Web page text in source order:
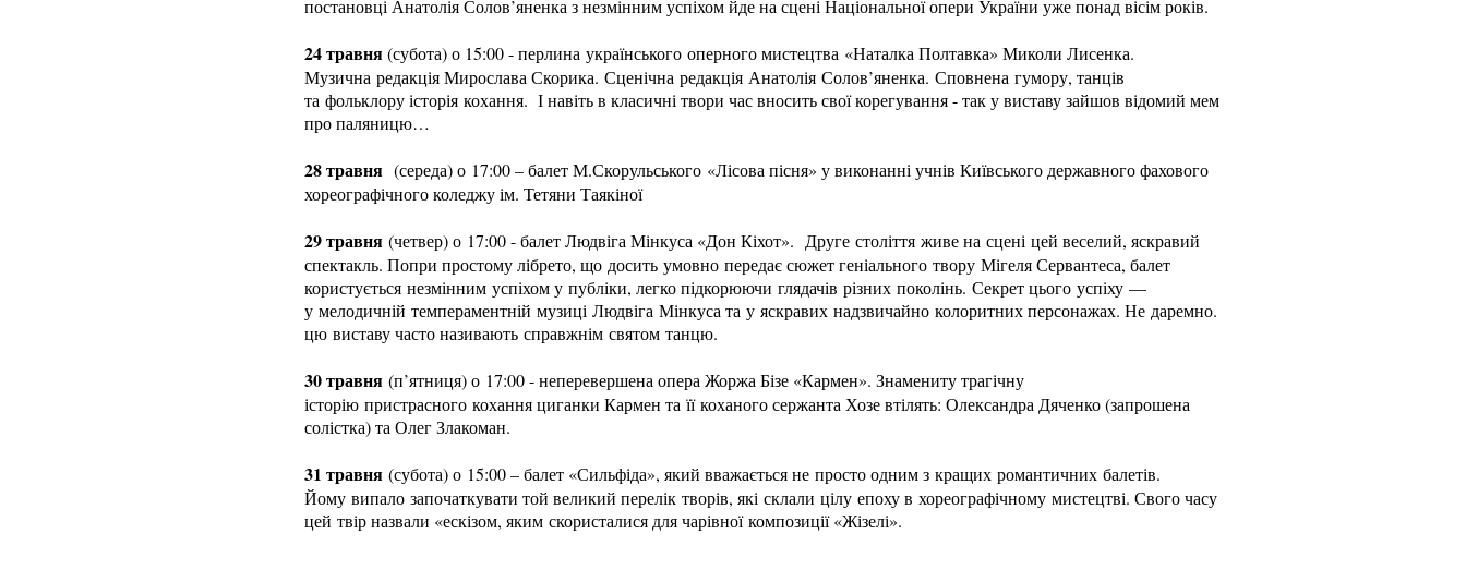
постановці Анатолія Солов’яненка з незмінним успіхом йде на сцені Національної опери України уже понад вісім років.
24 травня(субота) о 15:00 - перлина українського оперного мистецтва «Наталка Полтавка» Миколи Лисенка.
Музична редакція Мирослава Скорика. Сценічна редакція Анатолія Солов’яненка. Сповнена гумору, танців
та фольклору історія кохання. І навіть в класичні твори час вносить свої корегування - так у виставу зайшов відомий мем
про паляницю…
28 травня (середа) о 17:00 – балет М.Скорульського «Лісова пісня» у виконанні учнів Київського державного фахового
хореографічного коледжу ім. Тетяни Таякіної
29 травня (четвер) о 17:00 - балет Людвіга Мінкуса «Дон Кіхот». Друге століття живе на сцені цей веселий, яскравий
спектакль. Попри простому лібрето, що досить умовно передає сюжет геніального твору Мігеля Сервантеса, балет
користується незмінним успіхом у публіки, легко підкорюючи глядачів різних поколінь. Секрет цього успіху —
у мелодичній темпераментній музиці Людвіга Мінкуса та у яскравих надзвичайно колоритних персонажах. Не даремно.
цю виставу часто називають справжнім святом танцю.
30 травня (п’ятниця) о 17:00 - неперевершена опера Жоржа Бізе «Кармен». Знамениту трагічну
історію пристрасного кохання циганки Кармен та її коханого сержанта Хозе втілять: Олександра Дяченко (запрошена
солістка) та Олег Злакоман.
31 травня (субота) о 15:00 – балет «Сильфіда», який вважається не просто одним з кращих романтичних балетів.
Йому випало започаткувати той великий перелік творів, які склали цілу епоху в хореографічному мистецтві. Свого часу
цей твір назвали «ескізом, яким скористалися для чарівної композиції «Жізелі».